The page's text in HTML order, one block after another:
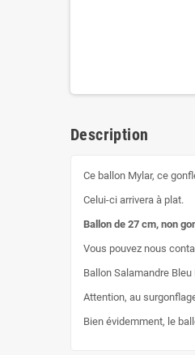
Description
Ce ballon Mylar, ce
Celui-ci arrivera à plat.
Ballon de 27 cm, non
Vous pouvez nous
Ballon Salamandre
Attention, au
Bien évidemment, le